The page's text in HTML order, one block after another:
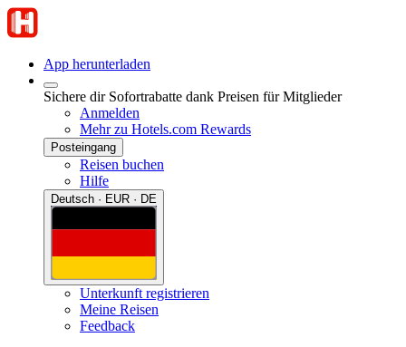
App herunterladen
Sichere dir Sofortrabatte dank Preisen für Mitglieder
Anmelden
Mehr zu Hotels.com Rewards
Posteingang
Reisen buchen
Hilfe
Deutsch · EUR · DE
Unterkunft registrieren
Meine Reisen
Feedback